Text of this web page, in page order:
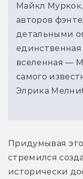
Майкл
авторов
детальными
вселенная —
самого
Элрика
Придумывая
стремился
исторически